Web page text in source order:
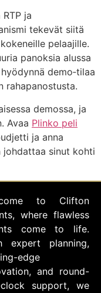
ja
tekevät siitä
pelaajille.
panoksia alussa
demo‑tilaa
rahapanostusta.
demossa, ja
Avaa Plinko peli
ja anna
johdattaa sinut kohti
to Clifton
where flawless
come to life.
expert planning,
edge
and round-
support, we